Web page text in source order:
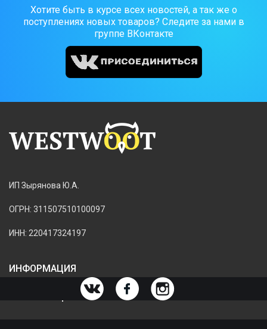
Хотите быть в курсе всех новостей, а так же о
поступлениях новых товаров? Следите за нами в
группе ВКонтакте
ИП Зырянова Ю.А.
ОГРН: 311507510100097
ИНН: 220417324197
ИНФОРМАЦИЯ
ИНФОРМАЦИЯ О МАГАЗИНЕ